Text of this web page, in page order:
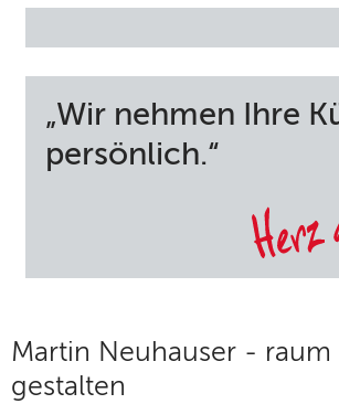
„Wir nehmen Ihre
persönlich.“
Martin Neuhauser - raum
gestalten